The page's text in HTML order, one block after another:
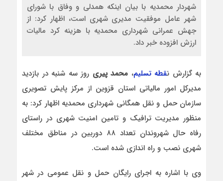
شهردار محمدیه با بیان اینکه همدلی و وفاق با شورای
شهر عامل موفقیت مدیری شهری است، اظهار کرد: از
جهش عمرانی شهرداری محمدیه با هزینه کرد مالیات
ارزش افزوده خبر داد.
به گزارش نقطه تسلیم، محمد پیری روز سه شنبه در بازدید
مدیرکل امور مالیاتی استان قزوین از مرکز پایش تصویری
سازمان حمل و نقل همگانی شهرداری محمدیه اظهار کرد: به
منظور مدیریت ترافیک و تامین امنیت شهری در راستای
رفاه حال شهروندان تعداد ۸۸ دوربین در مناطق مختلف
شهری نصب و راه اندازی شده است.
وی با اشاره به اجرای رایگان حمل و نقل عمومی در شهر